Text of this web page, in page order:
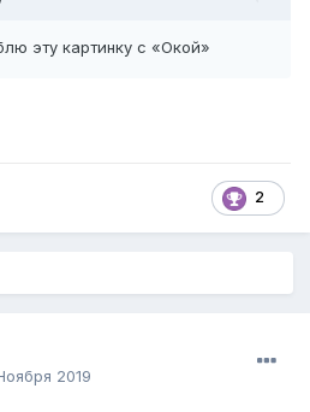
эту картинку с «Окой»
2
2019